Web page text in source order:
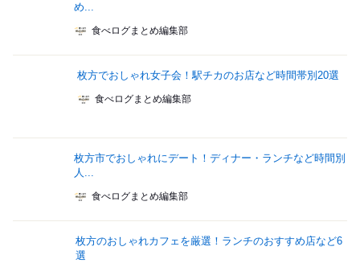
め...
食べログまとめ編集部
枚方でおしゃれ女子会！駅チカのお店など時間帯別20選
食べログまとめ編集部
枚方市でおしゃれにデート！ディナー・ランチなど時間別
人...
食べログまとめ編集部
枚方のおしゃれカフェを厳選！ランチのおすすめ店など6
選